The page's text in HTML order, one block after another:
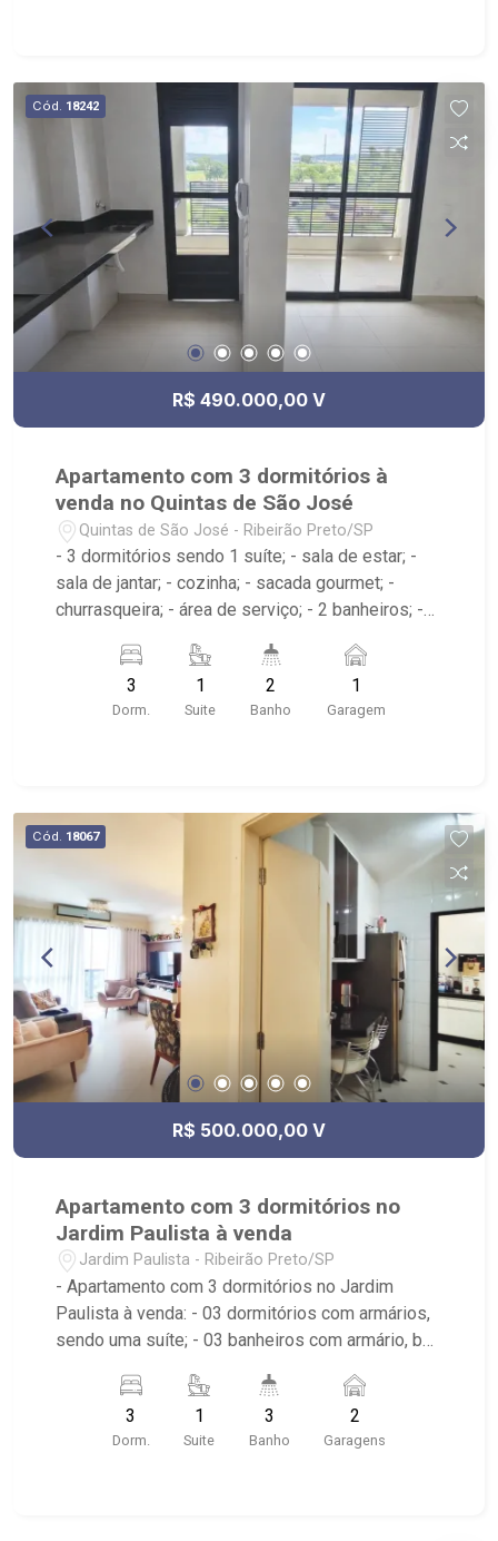
Savegnago.
Cód. 18242
R$ 490.000,00 V
Apartamento com 3 dormitórios à
venda no Quintas de São José
Quintas de São José - Ribeirão Preto/SP
- 3 dormitórios sendo 1 suíte; - sala de estar; -
sala de jantar; - cozinha; - sacada gourmet; -
churrasqueira; - área de serviço; - 2 banheiros; -
infinita, playground, salão de festas, salão de
jogos academia, car wash; - próximo ao Cenourão,
Arena Beach Ribeirão, Picanha Fatiada Grill
3
Dorm.
1
Suite
2
Banho
1
Garagem
Cód. 18067
R$ 500.000,00 V
Apartamento com 3 dormitórios no
Jardim Paulista à venda
Jardim Paulista - Ribeirão Preto/SP
- Apartamento com 3 dormitórios no Jardim
Paulista à venda: - 03 dormitórios com armários,
sendo uma suíte; - 03 banheiros com armário, box
Living dois ambientes; - Salas de Jantar e de Tv. -
Cozinha planejada; - Área de Serviço; - Sacada; -
Condomínio com portaria 24 horas, área de lazer
3
Dorm.
1
Suite
3
Banho
2
Garagens